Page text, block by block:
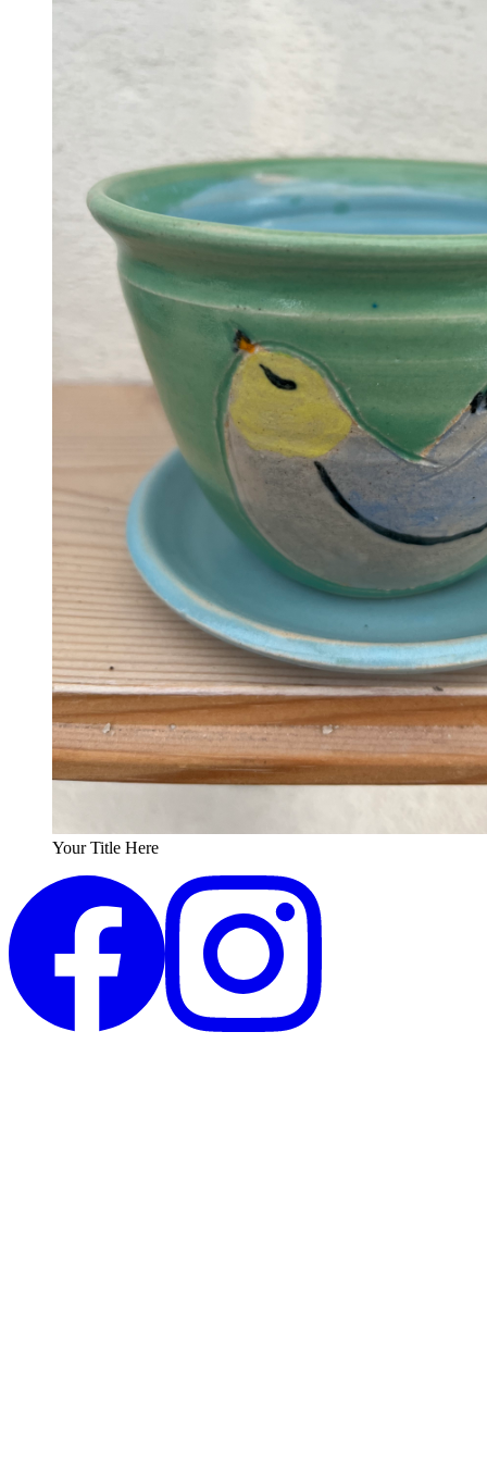
Your Title Here